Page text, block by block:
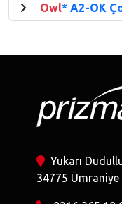
Owl* A2-OK
Yukarı
34775 Ümraniye